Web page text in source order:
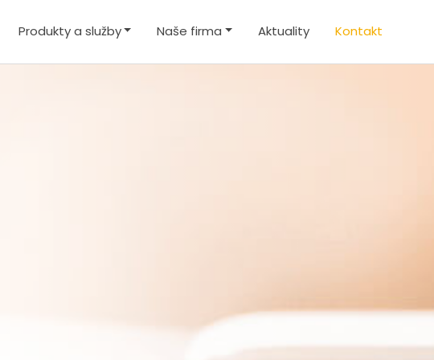
Produkty a služby Naše firma Aktuality Kontakt